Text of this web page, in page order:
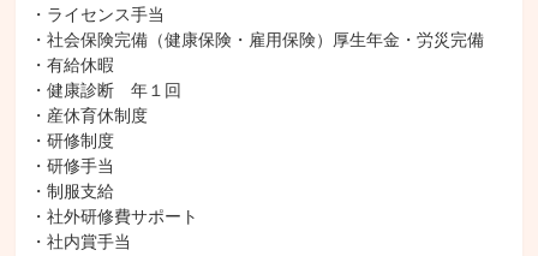
・ライセンス手当
・社会保険完備（健康保険・雇用保険）厚生年金・労災完備
・有給休暇
・健康診断　年１回
・産休育休制度
・研修制度
・研修手当
・制服支給
・社外研修費サポート
・社内賞手当